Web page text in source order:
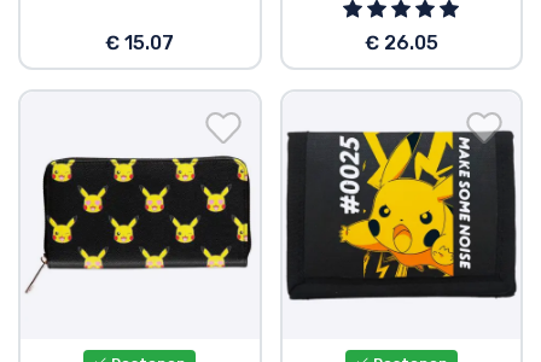
€ 15.07 € 26.05